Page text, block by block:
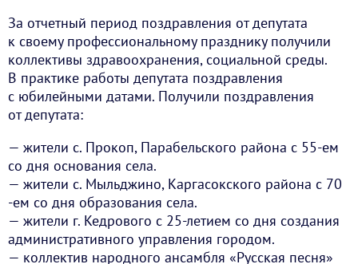
За отчетный период поздравления от депутата
к своему профессиональному празднику получили
коллективы здравоохранения, социальной среды.
В практике работы депутата поздравления
с юбилейными датами. Получили поздравления
от депутата:
— жители с. Прокоп, Парабельского района с 55-ем
со дня основания села.
— жители с. Мыльджино, Каргасокского района с 70
-ем со дня образования села.
— жители г. Кедрового с 25-летием со дня создания
административного управления городом.
— коллектив народного ансамбля «Русская песня»